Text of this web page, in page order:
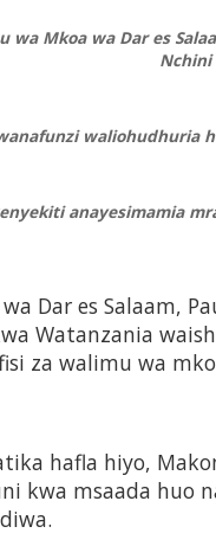
wa Mkoa wa Dar es
Nchini
waliohudhuria
anayesimamia
Dar es Salaam,
Watanzania
za walimu wa
hafla hiyo,
kwa msaada huo